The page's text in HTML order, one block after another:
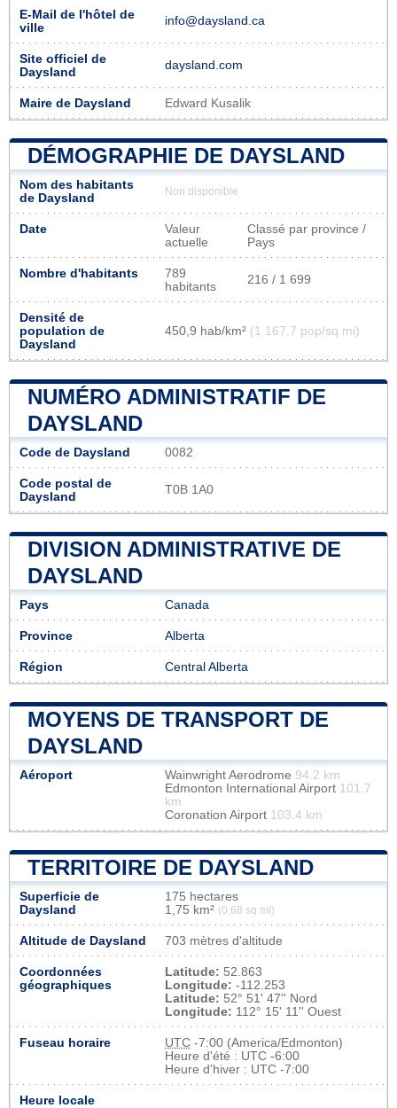
E-Mail de l'hôtel de
ville
info@daysland.ca
Site officiel de
Daysland
daysland.com
Maire de Daysland Edward Kusalik
DÉMOGRAPHIE DE DAYSLAND
Nom des habitants
de Daysland
Non disponible
Date
Valeur
actuelle
Classé par province /
Pays
Nombre d'habitants
789
habitants
216 / 1 699
Densité de
population de
Daysland
450,9 hab/km² (1 167,7 pop/sq mi)
NUMÉRO ADMINISTRATIF DE
DAYSLAND
Code de Daysland 0082
Code postal de
Daysland
T0B 1A0
DIVISION ADMINISTRATIVE DE
DAYSLAND
Pays Canada
Province Alberta
Région Central Alberta
MOYENS DE TRANSPORT DE
DAYSLAND
Aéroport Wainwright Aerodrome 94.2 km
Edmonton International Airport 101.7
km
Coronation Airport 103.4 km
TERRITOIRE DE DAYSLAND
Superficie de
Daysland
175 hectares
1,75 km² (0,68 sq mi)
Altitude de Daysland 703 mètres d'altitude
Coordonnées
géographiques
Latitude: 52.863
Longitude: -112.253
Latitude: 52° 51' 47'' Nord
Longitude: 112° 15' 11'' Ouest
Fuseau horaire UTC -7:00 (America/Edmonton)
Heure d'été : UTC -6:00
Heure d'hiver : UTC -7:00
Heure locale